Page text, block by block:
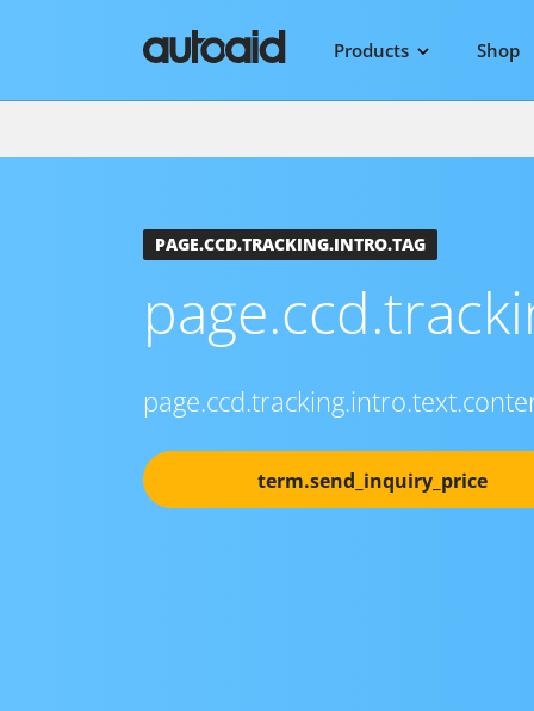
Products Shop
PAGE.CCD.TRACKING.INTRO.TAG
term.send_inquiry_price